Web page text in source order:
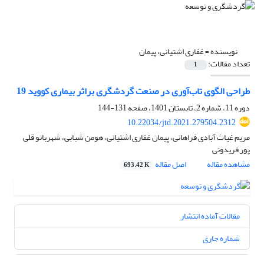
نویسنده =غفاری اشتیانی، پیمان
تعداد مقالات: 1
طراحی الگوی تاب‌آوری در صنعت گردشگری براثر بیماری کووید 19
دوره 11، شماره 2، تابستان 1401، صفحه
131-144
10.22034/jtd.2021.279504.2312
مریم غیاث آبادی فراهانی، پیمان غفاری اشتیانی، هومن شبابی، شهربانو قلی
پور فریدونی
مشاهده مقاله
اصل مقاله 693.42 K
مقالات آماده انتشار
شماره جاری